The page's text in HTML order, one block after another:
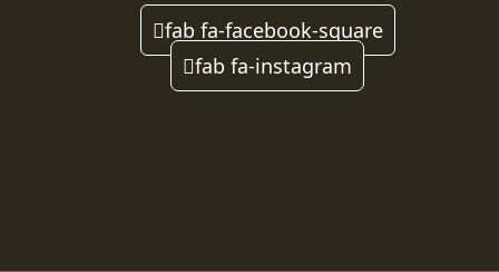
fab fa-facebook-square
fab fa-instagram